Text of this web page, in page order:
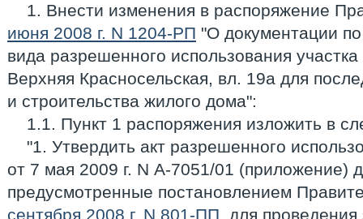
1. Внести изменения в распоряжение
июня 2008 г. N 1204-РП "О документации
вида разрешенного использования
Верхняя Красносельская, вл. 19а для
и строительства жилого дома":
1.1. Пункт 1 распоряжения изложить в
"1. Утвердить акт разрешенного
от 7 мая 2009 г. N А-7051/01 (приложение)
предусмотренные постановлением
сентября 2008 г. N 801-ПП , для